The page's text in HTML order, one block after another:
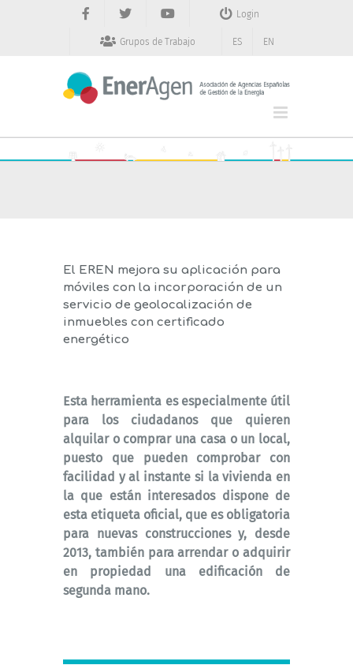
Login
Grupos de Trabajo ES EN
El EREN mejora su aplicación para
móviles con la incorporación de un
servicio de geolocalización de
inmuebles con certificado
energético
Esta herramienta es especialmente útil
para los ciudadanos que quieren
alquilar o comprar una casa o un local,
puesto que pueden comprobar con
facilidad y al instante si la vivienda en
la que están interesados dispone de
esta etiqueta oficial, que es obligatoria
para nuevas construcciones y, desde
2013, también para arrendar o adquirir
en propiedad una edificación de
segunda mano.